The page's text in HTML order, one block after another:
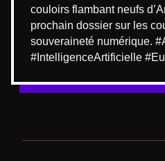
couloirs flambant neufs
prochain dossier sur les
souveraineté numérique.
#IntelligenceArtificielle